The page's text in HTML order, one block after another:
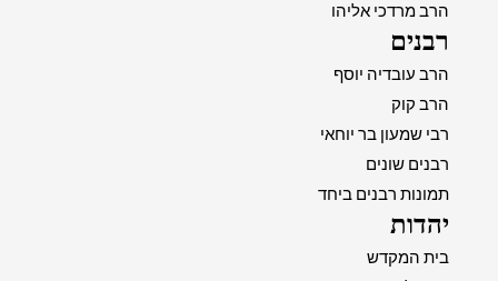
הרב מרדכי אליהו
רבנים
הרב עובדיה יוסף
הרב קוק
רבי שמעון בר יוחאי
רבנים שונים
תמונות רבנים ביחד
יהדות
בית המקדש